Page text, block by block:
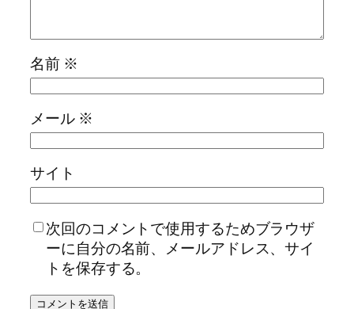
名前 ※
メール ※
サイト
次回のコメントで使用するためブラウザ
ーに自分の名前、メールアドレス、サイ
トを保存する。